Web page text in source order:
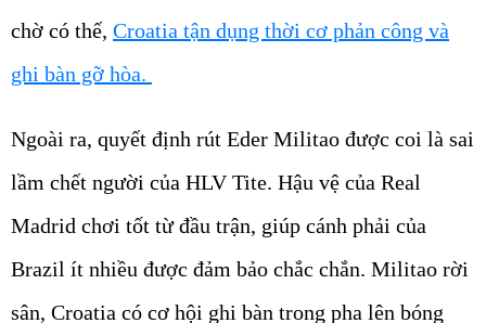
chờ có thế, Croatia tận dụng thời cơ phản công và
ghi bàn gỡ hòa.
Ngoài ra, quyết định rút Eder Militao được coi là sai
lầm chết người của HLV Tite. Hậu vệ của Real
Madrid chơi tốt từ đầu trận, giúp cánh phải của
Brazil ít nhiều được đảm bảo chắc chắn. Militao rời
sân, Croatia có cơ hội ghi bàn trong pha lên bóng